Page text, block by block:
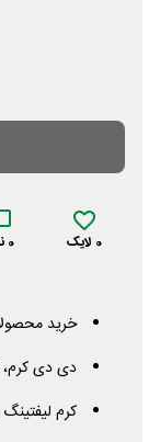
0 لایک 0
خرید
دی دی کرم،
کرم